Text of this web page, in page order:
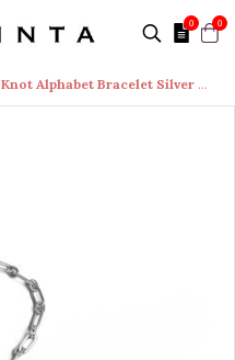
0 0
Knot Alphabet Bracelet Silver 99.99 / Y /